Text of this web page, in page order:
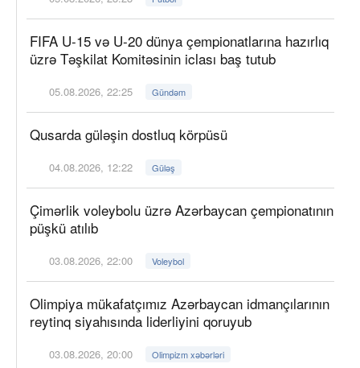
FIFA U-15 və U-20 dünya çempionatlarına hazırlıq
üzrə Təşkilat Komitəsinin iclası baş tutub
05.08.2026, 22:25 Gündəm
Qusarda güləşin dostluq körpüsü
04.08.2026, 12:22 Güləş
Çimərlik voleybolu üzrə Azərbaycan çempionatının
püşkü atılıb
03.08.2026, 22:00 Voleybol
Olimpiya mükafatçımız Azərbaycan idmançılarının
reytinq siyahısında liderliyini qoruyub
03.08.2026, 20:00 Olimpizm xəbərləri